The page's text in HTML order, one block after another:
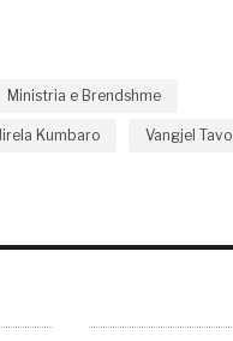
Ministria e Brendshme
Kumbaro Vangjel Tavo